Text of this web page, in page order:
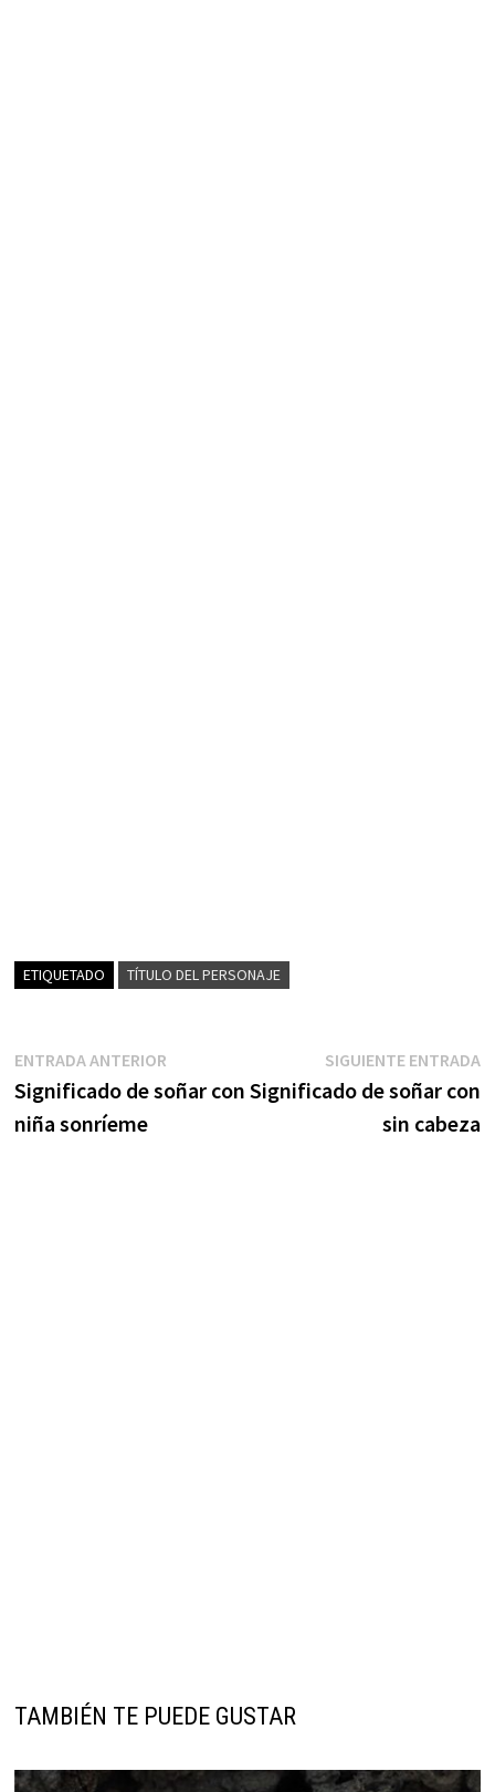
ETIQUETADO TÍTULO DEL PERSONAJE
Navegación
de
ENTRADA ANTERIOREntrada
anterior:
Significado de soñar con
niña sonríeme
SIGUIENTE ENTRADA
Significado de soñar con
sin cabeza
TAMBIÉN TE PUEDE GUSTAR